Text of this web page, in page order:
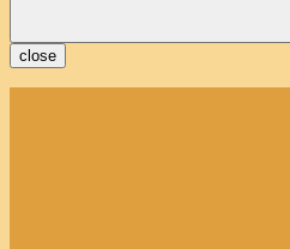
close